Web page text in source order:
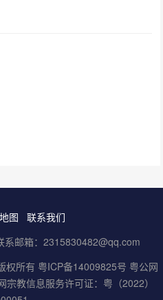
图
联系我们
邮箱：2315830482@qq.com
权所有 粤ICP备14009825号 粤公网
宗教信息服务许可证：粤（2022）